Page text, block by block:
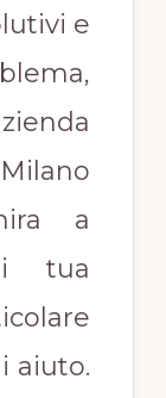
e
a
tua
aiuto.